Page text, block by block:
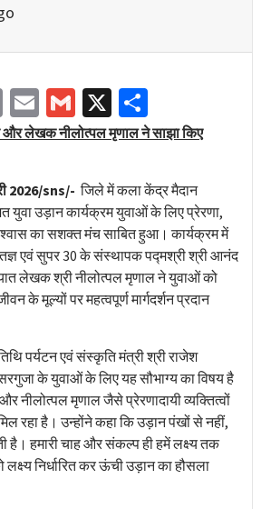
Copy
Link
EmailGmail
X
लेखक नीलोत्पल मृणाल ने साझा किए
2026/sns/-जिले में कला केंद्र मैदान
युवा उड़ान कार्यक्रम युवाओं के लिए प्रेरणा,
का सशक्त मंच साबित हुआ। कार्यक्रम में
एवं सुपर 30 के संस्थापक पद्मश्री श्री आनंद
लेखक श्री नीलोत्पल मृणाल ने युवाओं को
के मूल्यों पर महत्वपूर्ण मार्गदर्शन प्रदान
पर्यटन एवं संस्कृति मंत्री श्री राजेश
के युवाओं के लिए यह सौभाग्य का विषय है
नीलोत्पल मृणाल जैसे प्रेरणादायी व्यक्तित्वों
रहा है। उन्होंने कहा कि उड़ान पंखों से नहीं,
है। हमारी चाह और संकल्प ही हमें लक्ष्य तक
निर्धारित कर ऊंची उड़ान का हौसला